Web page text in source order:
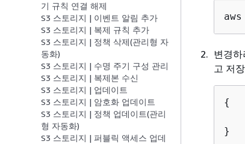
기 규칙 연결 해제
S3 스토리지 | 이벤트 알림 추가
S3 스토리지 | 복제 규칙 추가
S3 스토리지 | 정책 삭제(관리형 자
동화)
S3 스토리지 | 수명 주기 구성 관리
S3 스토리지 | 복제본 수신
S3 스토리지 | 업데이트
S3 스토리지 | 암호화 업데이트
S3 스토리지 | 정책 업데이트(관리
형 자동화)
S3 스토리지 | 퍼블릭 액세스 업데
변경
고 저
{
}